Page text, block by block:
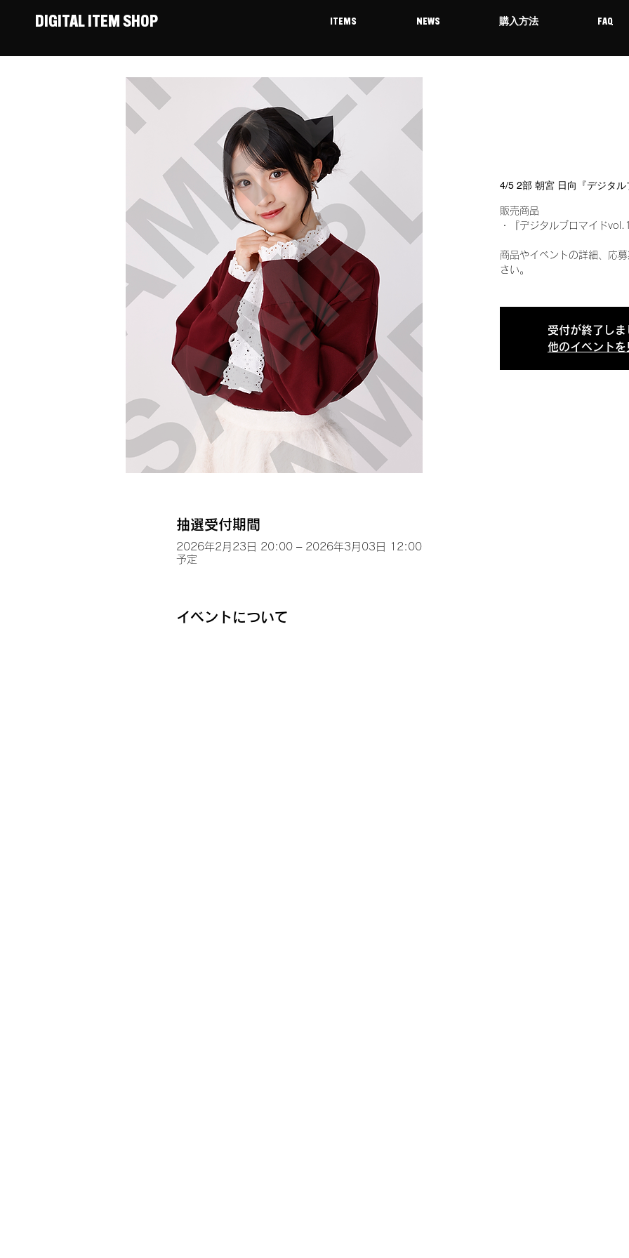
DIGITAL ITEM SHOP ITEMS NEWS 購入方法 FAQ
4/5 2部 朝宮 日向『デジタ
販売商品
・『デジタルブロマイド
商品やイベントの詳細、応
さい。
受付が終了しま
他のイベントを
抽選受付期間
2026年2月23日 20:00 – 2026年3月03日 12:00
予定
イベントについて